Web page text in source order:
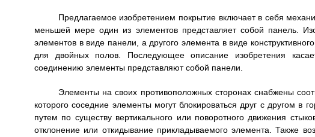
Предлагаемое изобретением покрытие включает в себя
меньшей мере один из элементов представляет собой панель.
элементов в виде панели, а другого элемента в виде
для двойных полов. Последующее описание изобретения
соединению элементы представляют собой панели.
Элементы на своих противоположных сторонах снабжены
которого соседние элементы могут блокироваться друг с другом в
путем по существу вертикального или поворотного движения
отклонение или откидывание прикладываемого элемента. Также